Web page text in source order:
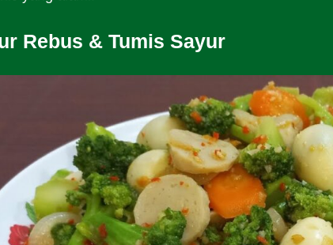
Rebus & Tumis Sayur